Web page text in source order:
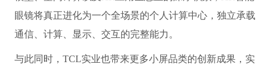
眼镜将真正进化为一个全场景的个人计算中心，独立承载
通信、计算、显示、交互的完整能力。
与此同时，TCL实业也带来更多小屏品类的创新成果，实